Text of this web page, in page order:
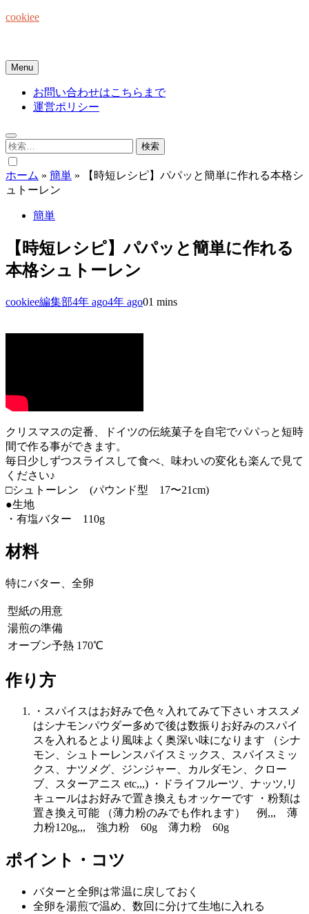
Skip
cookiee
Menu
お問い合わせはこちらまで
運営ポリシー
検
索:
ホーム » 簡単 »
【時短レシピ】パパッと簡単に作れる本格シ
ュトーレン
簡単
【時短レシピ】パパッと簡単に作れる
本格シュトーレン
cookiee編集部4年 ago4年 ago01 mins
クリスマスの定番、ドイツの伝統菓子を自宅でパパっと短時
間で作る事ができます。
毎日少しずつスライスして食べ、味わいの変化も楽んで見て
ください♪
□シュトーレン (パウンド型 17〜21cm)
●生地
・有塩バター 110g
材料
特にバター、全卵
型紙の用意
湯煎の準備
オーブン予熱 170℃
作り方
・スパイスはお好みで色々入れてみて下さい オススメ
はシナモンパウダー多めで後は数振りお好みのスパイ
スを入れるとより風味よく奥深い味になります （シナ
モン、シュトーレンスパイスミックス、スパイスミッ
クス、ナツメグ、ジンジャー、カルダモン、クロー
ブ、スターアニス etc,,,) ・ドライフルーツ、ナッツ,リ
キュールはお好みで置き換えもオッケーです ・粉類は
置き換え可能 （薄力粉のみでも作れます） 例,,, 薄
力粉120g,,, 強力粉 60g 薄力粉 60g
ポイント・コツ
バターと全卵は常温に戻しておく
全卵を湯煎で温め、数回に分けて生地に入れる